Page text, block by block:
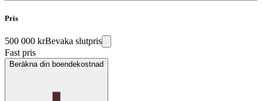
Pris
500 000 krBevaka slutpris
Fast pris
Beräkna din boendekostnad